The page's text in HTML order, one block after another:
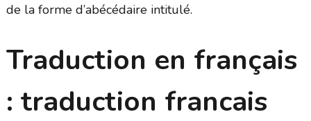
de la forme d’abécédaire intitulé.
Traduction en français
: traduction francais